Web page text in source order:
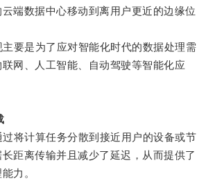
端数据中心移动到离用户更近的边缘位
是为了应对智能化时代的数据处理需
网、人工智能、自动驾驶等智能化应
计算任务分散到接近用户的设备或节
距离传输并且减少了延迟，从而提供了
力。